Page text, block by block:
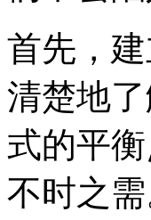
首先，
清楚地
式的平
不时之